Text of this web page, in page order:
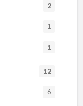
2
1
1
12
6